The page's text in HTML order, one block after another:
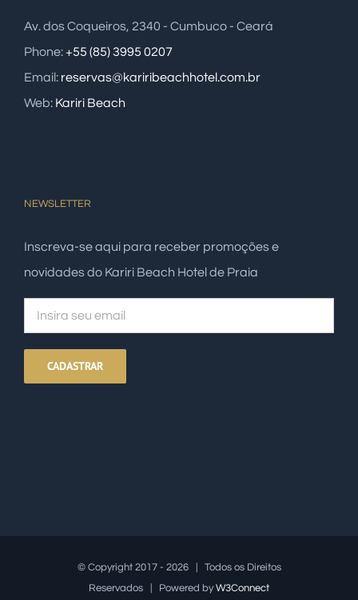
Av. dos Coqueiros, 2340 - Cumbuco - Ceará
Phone:+55 (85) 3995 0207
Email: reservas@kariribeachhotel.com.br
Web: Kariri Beach
NEWSLETTER
Inscreva-se aqui para receber promoções e
novidades do Kariri Beach Hotel de Praia
© Copyright 2017 - 2026 | Todos os Direitos
Reservados | Powered byW3Connect